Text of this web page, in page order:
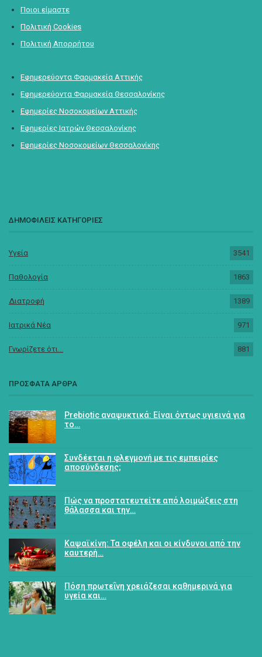
Ποιοι είμαστε
Πολιτική Cookies
Πολιτική Απορρήτου
Εφημερεύοντα Φαρμακεία Αττικής
Εφημερεύοντα Φαρμακεία Θεσσαλονίκης
Εφημερίες Νοσοκομείων Αττικής
Εφημερίες Ιατρών Θεσσαλονίκης
Εφημερίες Νοσοκομείων Θεσσαλονίκης
ΔΗΜΟΦΙΛΕΙΣ ΚΑΤΗΓΟΡΙΕΣ
Υγεία 3541
Παθολογία 1863
Διατροφή 1389
Ιατρικά Νέα 971
Γνωρίζετε ότι... 881
ΠΡΟΣΦΑΤΑ ΑΡΘΡΑ
Prebiotic αναψυκτικά: Είναι όντως υγιεινά για
το…
Συνδέεται η φλεγμονή με τις εμπειρίες
αποσύνδεσης;
Πώς να προστατευτείτε από λοιμώξεις στη
θάλασσα και την…
Καψαϊκίνη: Τα οφέλη και οι κίνδυνοι από την
καυτερή…
Πόση πρωτεΐνη χρειάζεσαι καθημερινά για
υγεία και…